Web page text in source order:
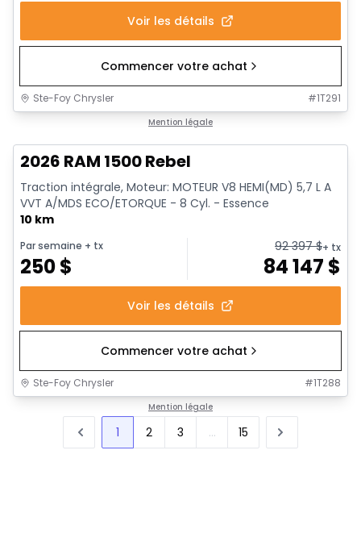
Voir les détails
Commencer votre achat
Ste-Foy Chrysler #1T291
Mention légale
2026 RAM 1500 Rebel
Traction intégrale, Moteur: MOTEUR V8 HEMI(MD) 5,7 L A
VVT A/MDS ECO/ETORQUE - 8 Cyl. - Essence
10 km
Par semaine + tx
250$
92 397$+ tx
84 147 $
Voir les détails
Commencer votre achat
Ste-Foy Chrysler #1T288
Mention légale
1 2 3 ... 15